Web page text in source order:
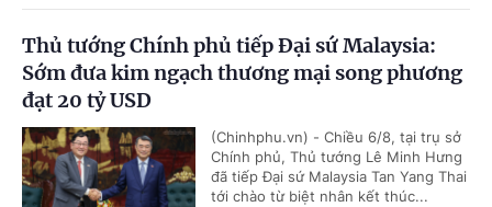
Thủ tướng Chính phủ tiếp Đại sứ Malaysia:
Sớm đưa kim ngạch thương mại song phương
đạt 20 tỷ USD
(Chinhphu.vn) - Chiều 6/8, tại trụ sở
Chính phủ, Thủ tướng Lê Minh Hưng
đã tiếp Đại sứ Malaysia Tan Yang Thai
tới chào từ biệt nhân kết thúc...